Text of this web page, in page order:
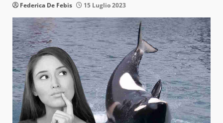
Federica De Febis 15 Luglio 2023